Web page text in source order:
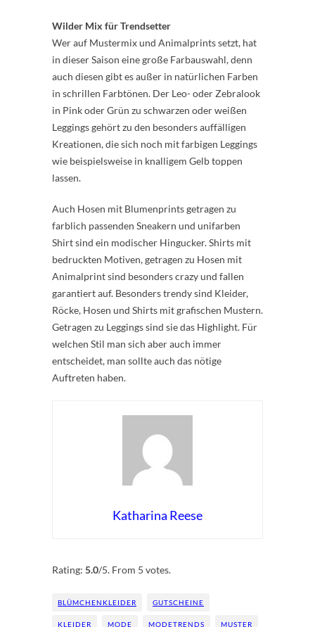
Wilder Mix für Trendsetter
Wer auf Mustermix und Animalprints setzt, hat
in dieser Saison eine große Farbauswahl, denn
auch diesen gibt es außer in natürlichen Farben
in schrillen Farbtönen. Der Leo- oder Zebralook
in Pink oder Grün zu schwarzen oder weißen
Leggings gehört zu den besonders auffälligen
Kreationen, die sich noch mit farbigen Leggings
wie beispielsweise in knalligem Gelb toppen
lassen.
Auch Hosen mit Blumenprints getragen zu
farblich passenden Sneakern und unifarben
Shirt sind ein modischer Hingucker. Shirts mit
bedruckten Motiven, getragen zu Hosen mit
Animalprint sind besonders crazy und fallen
garantiert auf. Besonders trendy sind Kleider,
Röcke, Hosen und Shirts mit grafischen Mustern.
Getragen zu Leggings sind sie das Highlight. Für
welchen Stil man sich aber auch immer
entscheidet, man sollte auch das nötige
Auftreten haben.
Katharina Reese
Rating: 5.0/5. From 5 votes.
BLÜMCHENKLEIDER GUTSCHEINE
KLEIDER MODE MODETRENDS MUSTER